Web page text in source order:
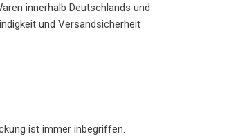
innerhalb Deutschlands und
und Versandsicherheit
ist immer inbegriffen.